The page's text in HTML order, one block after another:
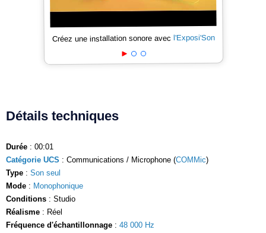
Créez une installation sonore avec l'Exposi'Son
Détails techniques
Durée : 00:01
Catégorie UCS : Communications / Microphone (COMMic)
Type : Son seul
Mode : Monophonique
Conditions : Studio
Réalisme : Réel
Fréquence d'échantillonnage : 48 000 Hz